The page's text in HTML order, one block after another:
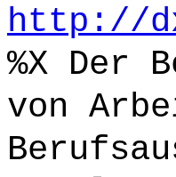
http://
%X Der
von